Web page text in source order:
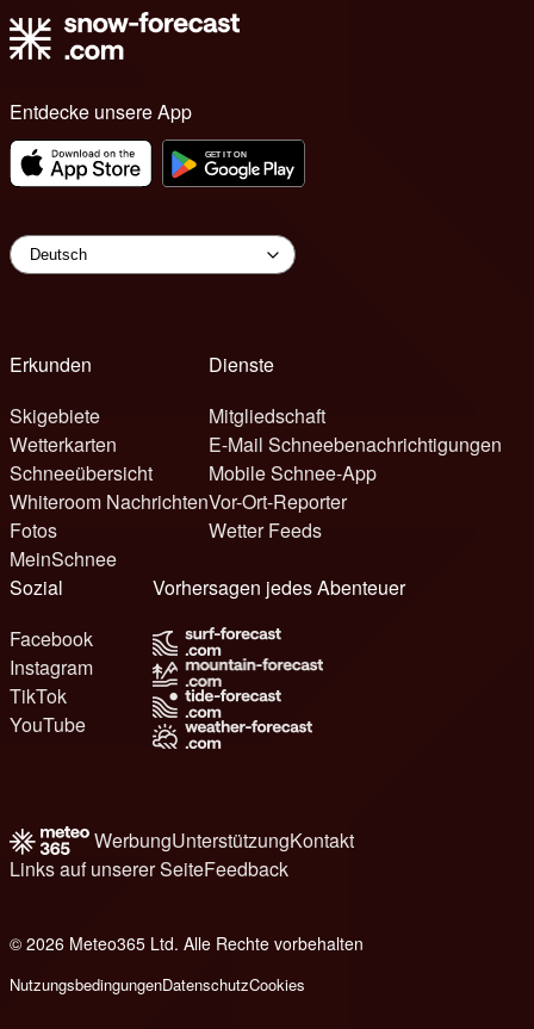
Entdecke unsere App
Erkunden
Skigebiete
Wetterkarten
Schneeübersicht
Whiteroom Nachrichten
Fotos
MeinSchnee
Dienste
Mitgliedschaft
E-Mail Schneebenachrichtigungen
Mobile Schnee-App
Vor-Ort-Reporter
Wetter Feeds
Sozial
Facebook
Instagram
TikTok
YouTube
Vorhersagen jedes Abenteuer
WerbungUnterstützungKontakt
Links auf unserer SeiteFeedback
© 2026 Meteo365 Ltd. Alle Rechte vorbehalten
NutzungsbedingungenDatenschutzCookies